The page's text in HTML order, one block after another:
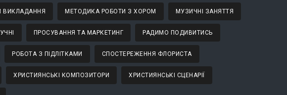
ВИКЛАДАННЯ МЕТОДИКА РОБОТИ З ХОРОМ МУЗИЧНІ ЗАНЯТТЯ
ПРОСУВАННЯ ТА МАРКЕТИНГ РАДИМО ПОДИВИТИСЬ
РОБОТА З ПІДЛІТКАМИ СПОСТЕРЕЖЕННЯ ФЛОРИСТА
ХРИСТИЯНСЬКІ КОМПОЗИТОРИ ХРИСТИЯНСЬКІ СЦЕНАРІЇ